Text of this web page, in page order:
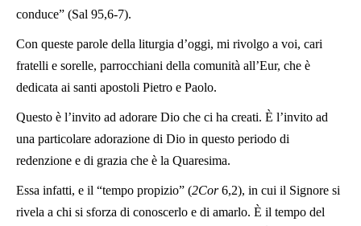
conduce” (Sal 95,6-7).
Con queste parole della liturgia d’oggi, mi rivolgo a voi, cari
fratelli e sorelle, parrocchiani della comunità all’Eur, che è
dedicata ai santi apostoli Pietro e Paolo.
Questo è l’invito ad adorare Dio che ci ha creati. È l’invito ad
una particolare adorazione di Dio in questo periodo di
redenzione e di grazia che è la Quaresima.
Essa infatti, e il “tempo propizio” (2Cor6,2), in cui il Signore si
rivela a chi si sforza di conoscerlo e di amarlo. È il tempo del